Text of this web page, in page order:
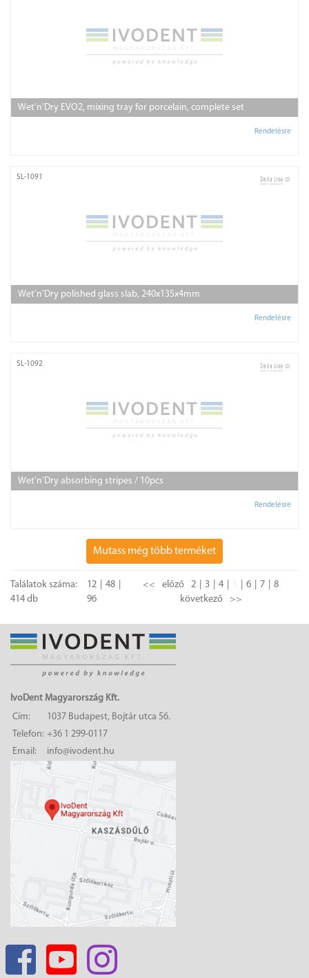
Wet'n'Dry EVO2, mixing tray for porcelain, complete set
Rendelésre
SL-1091
Wet'n'Dry polished glass slab, 240x135x4mm
Rendelésre
SL-1092
Wet'n'Dry absorbing stripes / 10pcs
Rendelésre
Mutass még több terméket
Találatok száma:
414 db
12
48
96
<< előző 2 3 4 6 7
8
következő
>>
IvoDent Magyarország Kft.
Cím:
1037 Budapest, Bojtár utca 56.
Telefon: +36 1 299-0117
Email:
info@ivodent.hu